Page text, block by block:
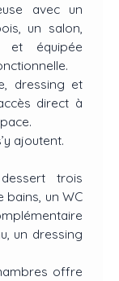
avec un
un salon,
et équipée
dressing et
direct à
ajoutent.
trois
bains, un WC
un dressing
offre